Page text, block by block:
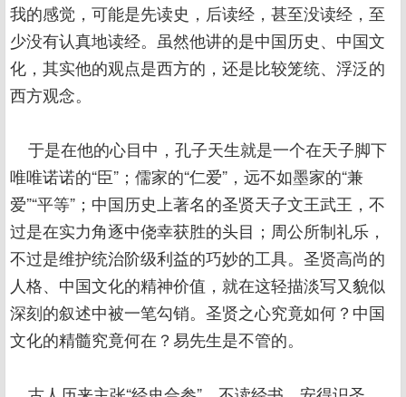
我的感觉，可能是先读史，后读经，甚至没读经，至
少没有认真地读经。虽然他讲的是中国历史、中国文
化，其实他的观点是西方的，还是比较笼统、浮泛的
西方观念。
于是在他的心目中，孔子天生就是一个在天子脚下
唯唯诺诺的“臣”；儒家的“仁爱”，远不如墨家的“兼
爱”“平等”；中国历史上著名的圣贤天子文王武王，不
过是在实力角逐中侥幸获胜的头目；周公所制礼乐，
不过是维护统治阶级利益的巧妙的工具。圣贤高尚的
人格、中国文化的精神价值，就在这轻描淡写又貌似
深刻的叙述中被一笔勾销。圣贤之心究竟如何？中国
文化的精髓究竟何在？易先生是不管的。